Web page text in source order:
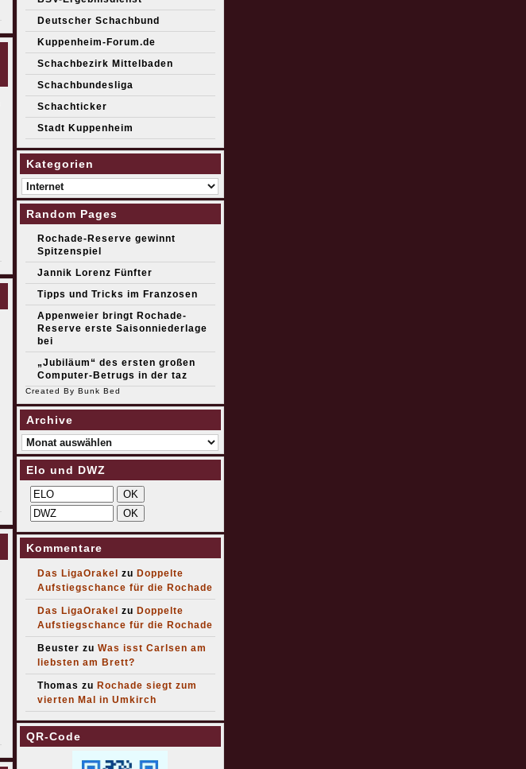
Deutscher Schachbund
Kuppenheim-Forum.de
Schachbezirk Mittelbaden
Schachbundesliga
Schachticker
Stadt Kuppenheim
Kategorien
Kategorien
Random Pages
Rochade-Reserve gewinnt
Spitzenspiel
Jannik Lorenz Fünfter
Tipps und Tricks im Franzosen
Appenweier bringt Rochade-
Reserve erste Saisonniederlage
bei
„Jubiläum“ des ersten großen
Computer-Betrugs in der taz
Created By Bunk Bed
Archive
Archive
Elo und DWZ
Kommentare
Das LigaOrakel zu Doppelte
Aufstiegschance für die Rochade
Das LigaOrakel zu Doppelte
Aufstiegschance für die Rochade
Beuster zu Was isst Carlsen am
liebsten am Brett?
Thomas zu Rochade siegt zum
vierten Mal in Umkirch
QR-Code